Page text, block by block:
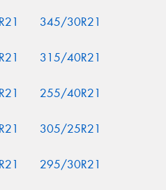
345/30R21
315/40R21
255/40R21
305/25R21
295/30R21